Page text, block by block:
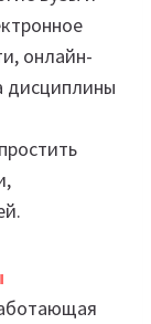
онлайн-
дисциплины